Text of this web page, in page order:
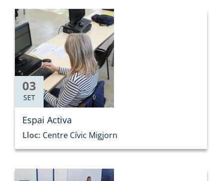
03
SET
Espai Activa
Lloc: Centre Cívic Migjorn